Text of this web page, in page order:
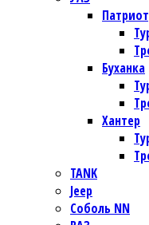
Буханка
Хантер
TANK
Jeep
Соболь NN